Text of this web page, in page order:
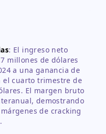
: El ingreso neto
millones de dólares
a una ganancia de
el cuarto trimestre de
El margen bruto
demostrando
de cracking